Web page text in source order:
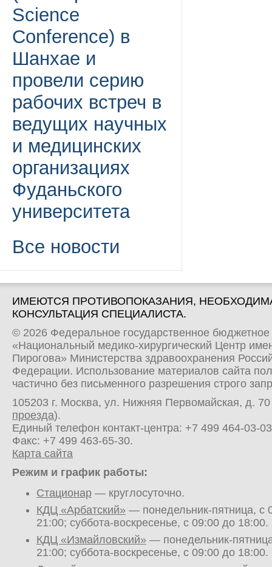
Science
Conference) в
Шанхае и
провели серию
рабочих встреч в
ведущих научных
и медицинских
организациях
Фуданьского
университета
Все новости
ИМЕЮТСЯ ПРОТИВОПОКАЗАНИЯ,
КОНСУЛЬТАЦИЯ СПЕЦИАЛИСТА.
© 2026 Федеральное государственное
«Национальный медико-хирургический Центр
Пирогова» Министерства здравоохранения
Федерации. Использование материалов сайта
частично без письменного разрешения строго
105203 г. Москва, ул. Нижняя Первомайская, д.
проезда).
Единый телефон контакт-центра: +7 499 464-03-03
Факс: +7 499 463-65-30.
Карта сайта
Режим и график работы:
Стационар — круглосуточно.
КДЦ «Арбатский» — понедельник-пятница, с
21:00; суббота-воскресенье, с 09:00 до 18:00.
КДЦ «Измайловский» — понедельник-
21:00; суббота-воскресенье, с 09:00 до 18:00.